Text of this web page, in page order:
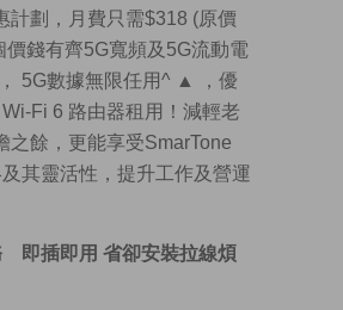
計劃，月費只需$318 (原價
價錢有齊5G寬頻及5G流動電
5G數據無限任用^ ▲
，優
Fi 6 路由器租用！減輕老
之餘，更能享受SmarTone
其靈活性，提升工作及營運
即插即用 省卻安裝拉線煩